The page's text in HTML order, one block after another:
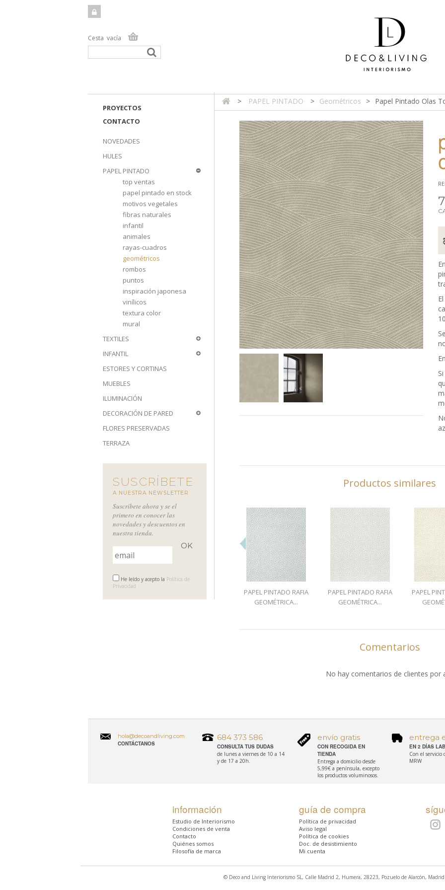
Cesta vacía
TIENDA ONLINE TIENDA FÍSICA PROYECTOS
PROYECTOS
CONTACTO
NOVEDADES
HULES
PAPEL PINTADO
top ventas
papel pintado en stock
motivos vegetales
fibras naturales
infantil
animales
rayas-cuadros
geométricos
rombos
puntos
inspiración japonesa
vinílicos
textura color
mural
TEXTILES
INFANTIL
ESTORES Y CORTINAS
MUEBLES
ILUMINACIÓN
DECORACIÓN DE PARED
FLORES PRESERVADAS
TERRAZA
SUSCRÍBETE
A NUESTRA NEWSLETTER
Suscríbete ahora y se el
primero en conocer las
novedades y descuentos en
nuestra tienda.
He leído y acepto la Política de
Privacidad
> PAPEL PINTADO > Geométricos > Papel Pintado Olas
Productos similares
PAPEL PINTADO RAFIA
GEOMÉTRICA...
PAPEL PINTADO RAFIA
GEOMÉTRICA...
PAPEL
Comentarios
No hay comentarios de clientes por
hola@decoandliving.com
CONTÁCTANOS
684 373 586
CONSULTA TUS DUDAS
de lunes a viernes de 10 a 14
y de 17 a 20h.
envío gratis
CON RECOGIDA EN
TIENDA
Entrega a domicilio desde
5,99€ a península, excepto
los productos voluminosos.
entrega
EN 2 DÍAS
Con el servicio
MRW
información
Estudio de Interiorismo
Condiciones de venta
Contacto
Quiénes somos
Filosofía de marca
guía de compra
Política de privacidad
Aviso legal
Política de cookies
Doc. de desistimiento
Mi cuenta
© Deco and Living Interiorismo SL, Calle Madrid 2, Humera, 28223, Pozuelo de Alarcón, Madrid